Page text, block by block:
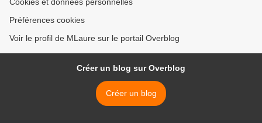
Préférences cookies
Voir le profil de MLaure sur le portail Overblog
Créer un blog sur Overblog
Créer un blog